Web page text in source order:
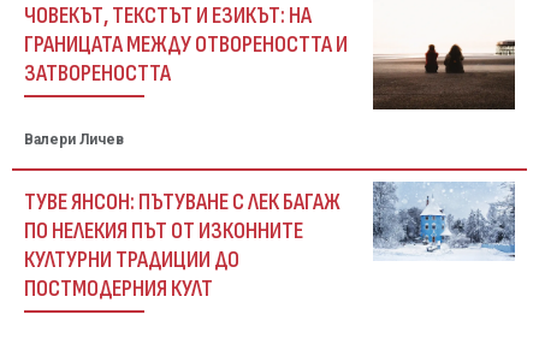
ЧОВЕКЪТ, ТЕКСТЪТ И ЕЗИКЪТ: НА
ГРАНИЦАТА МЕЖДУ ОТВОРЕНОСТТА И
ЗАТВОРЕНОСТТА
Валери Личев
ТУВЕ ЯНСОН: ПЪТУВАНЕ С ЛЕК БАГАЖ
ПО НЕЛЕКИЯ ПЪТ ОТ ИЗКОННИТЕ
КУЛТУРНИ ТРАДИЦИИ ДО
ПОСТМОДЕРНИЯ КУЛТ